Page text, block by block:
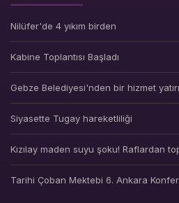
Nilüfer'de 4 yıkım birden
Kabine Toplantısı Başladı
Gebze Belediyesi'nden bir hizmet
Siyasette Tugay hareketliliği
Kızılay maden suyu şoku! Raflardan
Tarihi Çoban Mektebi 6. Ankara